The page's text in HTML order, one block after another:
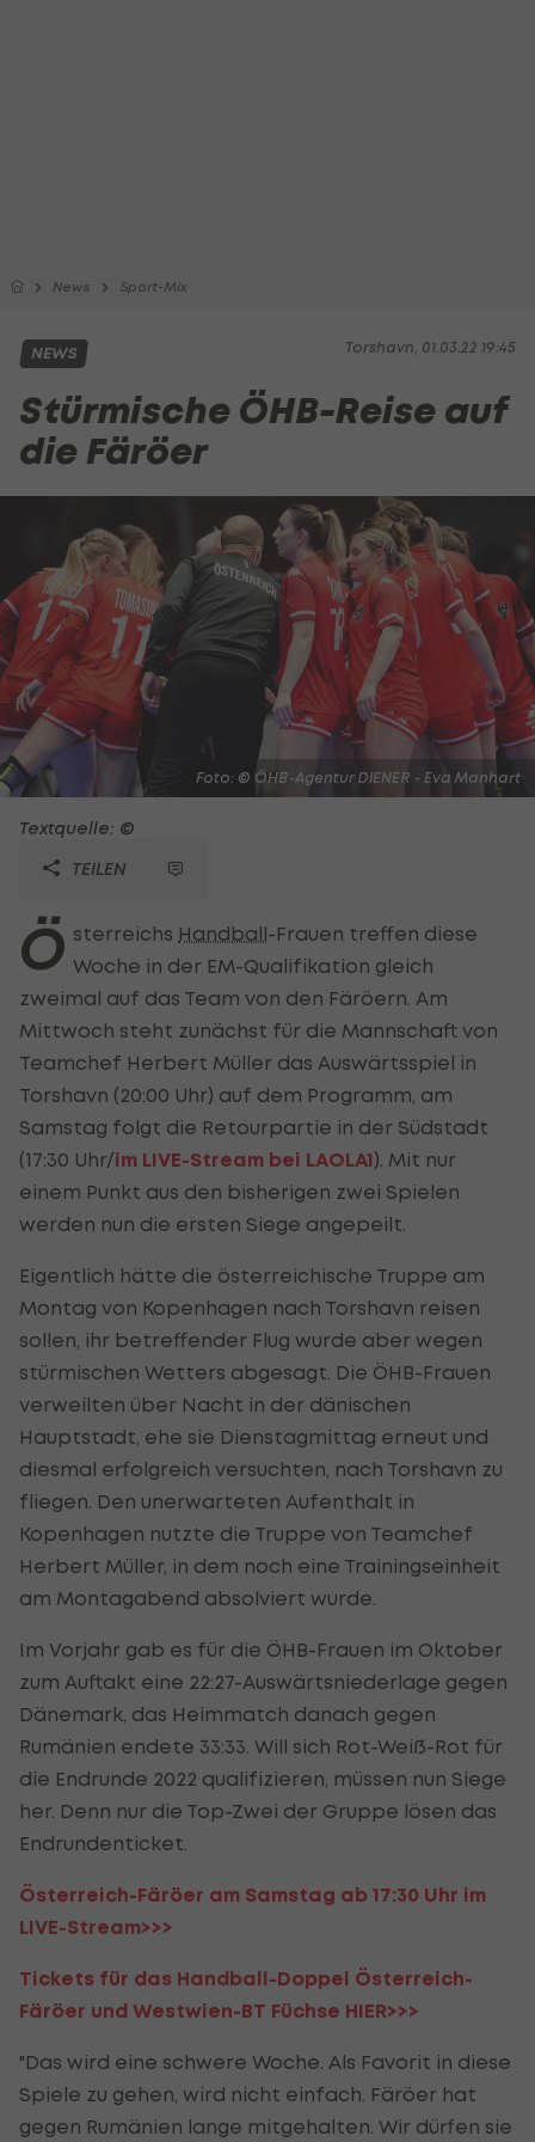
News Sport-Mix
Torshavn, 01.03.22 19:45
NEWS
Stürmische ÖHB-Reise auf
die Färöer
Foto: © ÖHB-Agentur DIENER - Eva Manhart
Textquelle: ©
TEILEN
Ö sterreichs Handball-Frauen treffen diese
Woche in der EM-Qualifikation gleich
zweimal auf das Team von den Färöern. Am
Mittwoch steht zunächst für die Mannschaft von
Teamchef Herbert Müller das Auswärtsspiel in
Torshavn (20:00 Uhr) auf dem Programm, am
Samstag folgt die Retourpartie in der Südstadt
(17:30 Uhr/im LIVE-Stream bei LAOLA1). Mit nur
einem Punkt aus den bisherigen zwei Spielen
werden nun die ersten Siege angepeilt.
Eigentlich hätte die österreichische Truppe am
Montag von Kopenhagen nach Torshavn reisen
sollen, ihr betreffender Flug wurde aber wegen
stürmischen Wetters abgesagt. Die ÖHB-Frauen
verweilten über Nacht in der dänischen
Hauptstadt, ehe sie Dienstagmittag erneut und
diesmal erfolgreich versuchten, nach Torshavn zu
fliegen. Den unerwarteten Aufenthalt in
Kopenhagen nutzte die Truppe von Teamchef
Herbert Müller, in dem noch eine Trainingseinheit
am Montagabend absolviert wurde.
Im Vorjahr gab es für die ÖHB-Frauen im Oktober
zum Auftakt eine 22:27-Auswärtsniederlage gegen
Dänemark, das Heimmatch danach gegen
Rumänien endete 33:33. Will sich Rot-Weiß-Rot für
die Endrunde 2022 qualifizieren, müssen nun Siege
her. Denn nur die Top-Zwei der Gruppe lösen das
Endrundenticket.
Österreich-Färöer am Samstag ab 17:30 Uhr im
LIVE-Stream>>>
Tickets für das Handball-Doppel Österreich-
Färöer und Westwien-BT Füchse HIER>>>
"Das wird eine schwere Woche. Als Favorit in diese
Spiele zu gehen, wird nicht einfach. Färöer hat
gegen Rumänien lange mitgehalten. Wir dürfen sie